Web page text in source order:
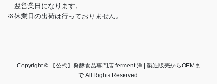
翌営業日になります。
※休業日の出荷は行っておりません。
Copyright © 【公式】発酵食品専門店 ferment.洋 | 製造販売からOEMま
で All Rights Reserved.